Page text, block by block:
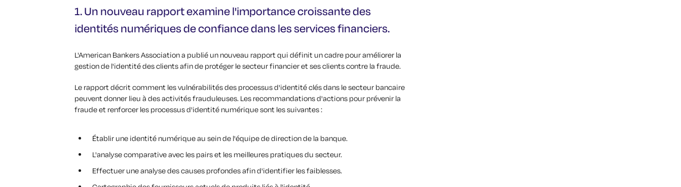
1. Un nouveau rapport examine l'importance croissante des
identités numériques de confiance dans les services financiers.
L'American Bankers Association a publié un nouveau rapport qui définit un cadre pour améliorer la
gestion de l'identité des clients afin de protéger le secteur financier et ses clients contre la fraude.
Le rapport décrit comment les vulnérabilités des processus d'identité clés dans le secteur bancaire
peuvent donner lieu à des activités frauduleuses. Les recommandations d'actions pour prévenir la
fraude et renforcer les processus d'identité numérique sont les suivantes :
Établir une identité numérique au sein de l'équipe de direction de la banque.
L'analyse comparative avec les pairs et les meilleures pratiques du secteur.
Effectuer une analyse des causes profondes afin d'identifier les faiblesses.